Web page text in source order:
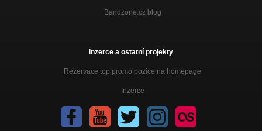
Bandzone.cz blog
Inzerce a ostatní projekty
Rezervace top promo pozice na homepage
Inzerce